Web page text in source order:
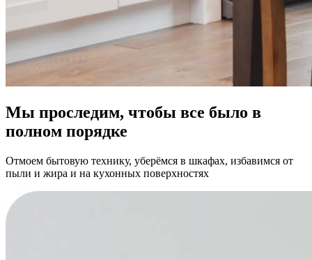
Мы проследим, чтобы все было в
полном порядке
Отмоем бытовую технику, уберёмся в шкафах, избавимся от
пыли и жира и на кухонных поверхностях